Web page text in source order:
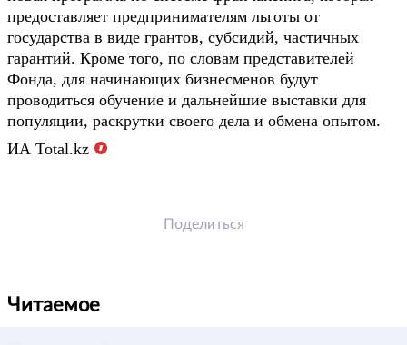
предоставляет предпринимателям льготы от
государства в виде грантов, субсидий, частичных
гарантий. Кроме того, по словам представителей
Фонда, для начинающих бизнесменов будут
проводиться обучение и дальнейшие выставки для
популяции, раскрутки своего дела и обмена опытом.
ИА Total.kz
Поделиться
Читаемое